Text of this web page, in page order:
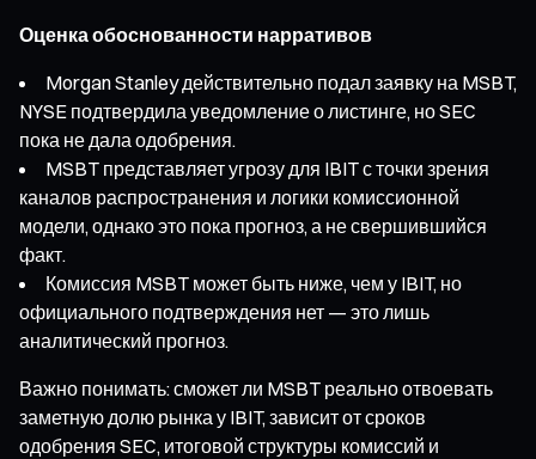
Оценка обоснованности нарративов
Morgan Stanley действительно подал заявку на MSBT,
NYSE подтвердила уведомление о листинге, но SEC
пока не дала одобрения.
MSBT представляет угрозу для IBIT с точки зрения
каналов распространения и логики комиссионной
модели, однако это пока прогноз, а не свершившийся
факт.
Комиссия MSBT может быть ниже, чем у IBIT, но
официального подтверждения нет — это лишь
аналитический прогноз.
Важно понимать: сможет ли MSBT реально отвоевать
заметную долю рынка у IBIT, зависит от сроков
одобрения SEC, итоговой структуры комиссий и